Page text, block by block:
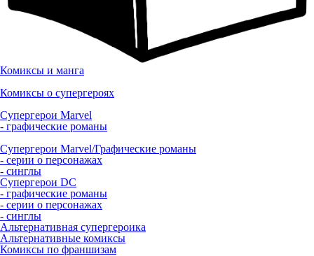
Комиксы и манга
Комиксы о супергероях
Супергерои Marvel
- графические романы
Супергерои Marvel/Графические романы
- серии о персонажах
- синглы
Супергерои DC
- графические романы
- серии о персонажах
- синглы
Альтернативная супергероика
Альтернативные комиксы
Комиксы по франшизам